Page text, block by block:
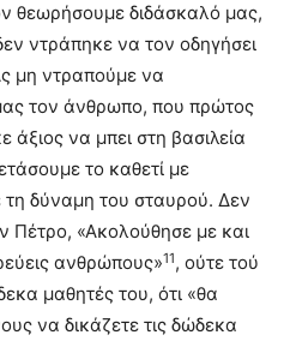
θεωρήσουμε διδάσκαλό μας,
ντράπηκε να τον οδηγήσει
μη ντραπούμε να
τον άνθρωπο, που πρώτος
να μπει στη βασιλεία
το καθετί με
δύναμη του σταυρού. Δεν
Πέτρο, «Ακολούθησε με και
ανθρώπους»11, ούτε τού
μαθητές του, ότι «θα
να δικάζετε τις δώδεκα